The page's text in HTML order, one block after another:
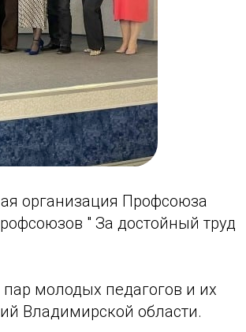
организация Профсоюза
" За достойный труд
молодых педагогов и их
Владимирской области.